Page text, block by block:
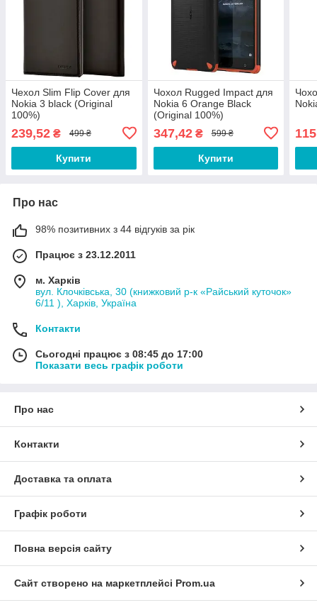
Чехол Slim Flip Cover для
Nokia 3 black (Original
100%)
239,52 ₴ 499 ₴
Купити
Чохол Rugged Impact для
Nokia 6 Orange Black
(Original 100%)
347,42₴ 599 ₴
Купити
Про нас
98% позитивних з 44 відгуків за рік
Працює з 23.12.2011
м. Харків
вул. Клочківська, 30 (книжковий р-к «Райський куточок»
6/11 ), Харків, Україна
Контакти
Сьогодні працює з 08:45 до 17:00
Показати весь графік роботи
Про нас
Контакти
Доставка та оплата
Графік роботи
Повна версія сайту
Сайт створено на маркетплейсі Prom.ua